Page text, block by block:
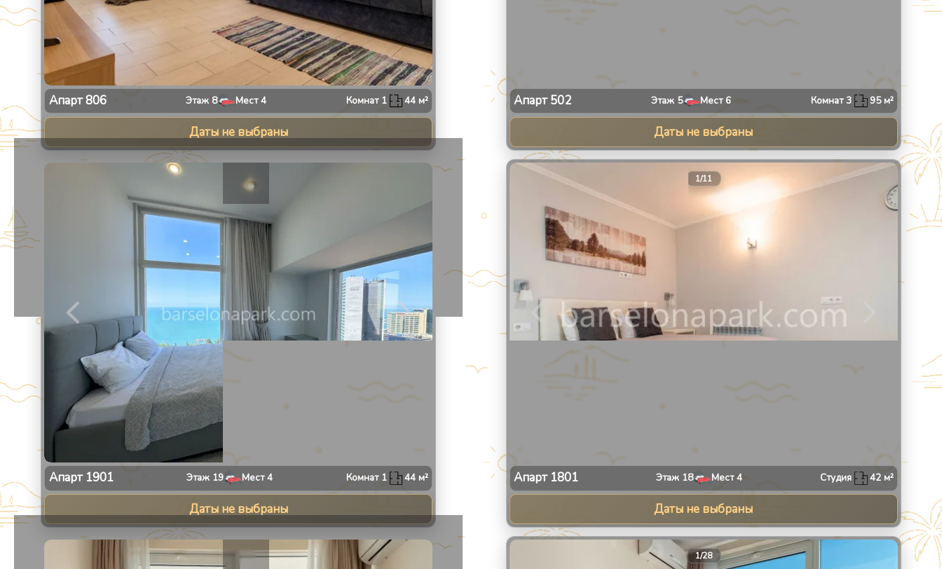
Апарт806 Этаж 8 Мест4 Комнат 1 44 м²
Даты не выбраны
Апарт502 Этаж 5 Мест 6 Комнат3 95м²
Даты не выбраны
13
Апарт 1901 Этаж 19 Мест4 Комнат 1 44 м²
Даты не выбраны
1/11
Апарт 1801 Этаж 18 Мест4 Студия 42м²
Даты не выбраны
30 1/28